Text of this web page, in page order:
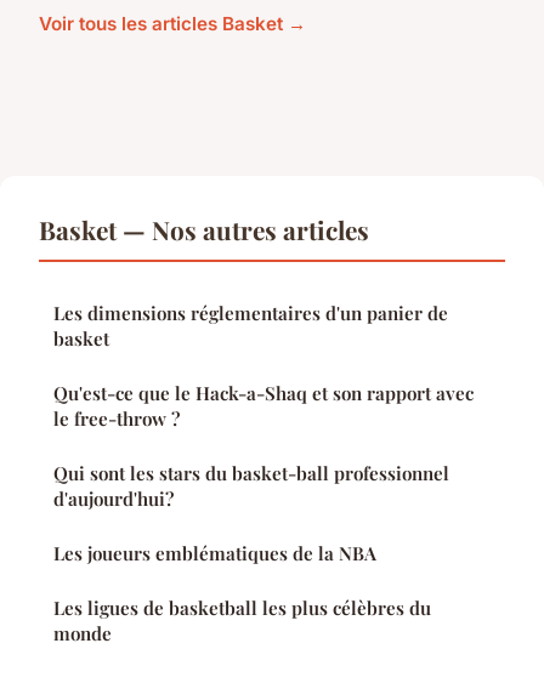
Voir tous les articles Basket →
Basket — Nos autres articles
Les dimensions réglementaires d'un panier de
basket
Qu'est-ce que le Hack-a-Shaq et son rapport avec
le free-throw ?
Qui sont les stars du basket-ball professionnel
d'aujourd'hui?
Les joueurs emblématiques de la NBA
Les ligues de basketball les plus célèbres du
monde